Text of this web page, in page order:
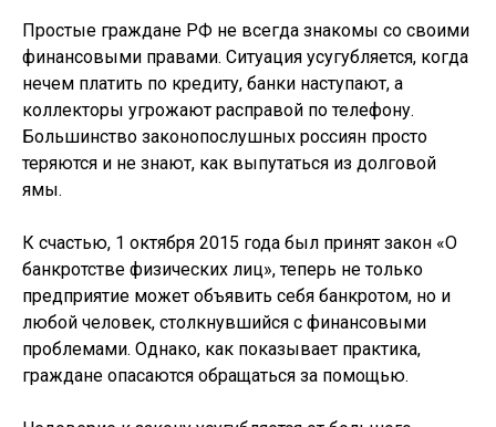
Простые граждане РФ не всегда знакомы со своими
финансовыми правами. Ситуация усугубляется, когда
нечем платить по кредиту, банки наступают, а
коллекторы угрожают расправой по телефону.
Большинство законопослушных россиян просто
теряются и не знают, как выпутаться из долговой
ямы.
К счастью, 1 октября 2015 года был принят закон «О
банкротстве физических лиц», теперь не только
предприятие может объявить себя банкротом, но и
любой человек, столкнувшийся с финансовыми
проблемами. Однако, как показывает практика,
граждане опасаются обращаться за помощью.